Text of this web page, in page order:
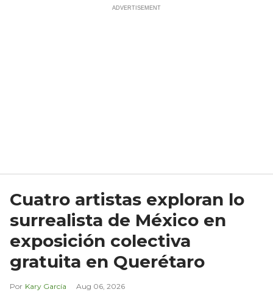
Cuatro artistas exploran lo
surrealista de México en
exposición colectiva
gratuita en Querétaro
Kary García Aug 06, 2026